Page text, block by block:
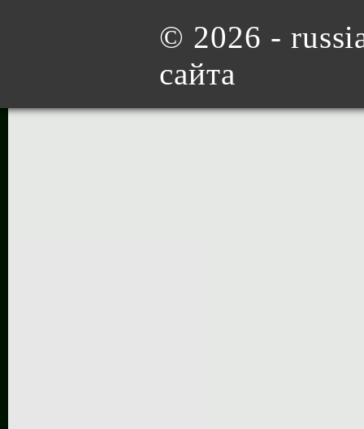
© 2026 -
сайта